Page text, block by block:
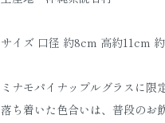
サイズ 口径 約8cm 高約11cm
ミナモパイナップルグラスに限
落ち着いた色合いは、普段のお